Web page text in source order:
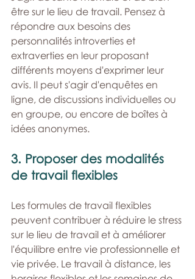
être sur le lieu de travail. Pensez à
répondre aux besoins des
personnalités introverties et
extraverties en leur proposant
différents moyens d'exprimer leur
avis. Il peut s'agir d'enquêtes en
ligne, de discussions individuelles ou
en groupe, ou encore de boîtes à
idées anonymes.
3. Proposer des modalités
de travail flexibles
Les formules de travail flexibles
peuvent contribuer à réduire le stress
sur le lieu de travail et à améliorer
l'équilibre entre vie professionnelle et
vie privée. Le travail à distance, les